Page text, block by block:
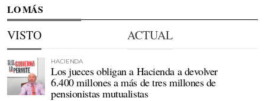
LO MÁS
VISTO ACTUAL
HACIENDA
Los jueces obligan a Hacienda a devolver
6.400 millones a más de tres millones de
pensionistas mutualistas